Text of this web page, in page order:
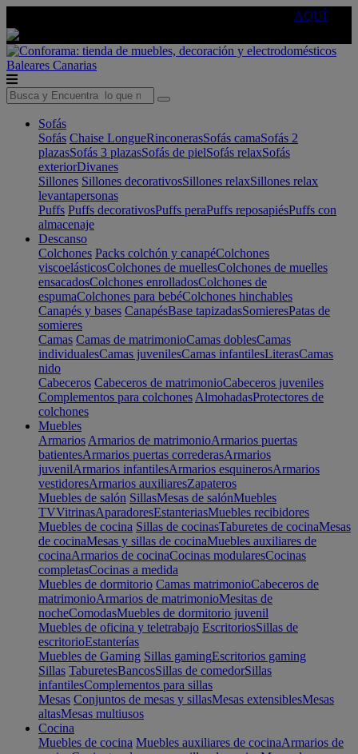
AQUÍ
Baleares Canarias
Sofás
Sofás Chaise LongueRinconerasSofás camaSofás 2
plazasSofás 3 plazasSofás de pielSofás relaxSofás
exteriorDivanes
Sillones Sillones decorativosSillones relaxSillones relax
levantapersonas
Puffs Puffs decorativosPuffs peraPuffs reposapiésPuffs con
almacenaje
Descanso
Colchones Packs colchón y canapéColchones
viscoelásticosColchones de muellesColchones de muelles
ensacadosColchones enrolladosColchones de
espumaColchones para bebéColchones hinchables
Canapés y bases CanapésBase tapizadasSomieresPatas de
somieres
Camas Camas de matrimonioCamas doblesCamas
individualesCamas juvenilesCamas infantilesLiterasCamas
nido
Cabeceros Cabeceros de matrimonioCabeceros juveniles
Complementos para colchones AlmohadasProtectores de
colchones
Muebles
Armarios Armarios de matrimonioArmarios puertas
batientesArmarios puertas correderasArmarios
juvenilArmarios infantilesArmarios esquinerosArmarios
vestidoresArmarios auxiliaresZapateros
Muebles de salón SillasMesas de salónMuebles
TVVitrinasAparadoresEstanteriasMuebles recibidores
Muebles de cocina Sillas de cocinasTaburetes de cocinaMesas
de cocinaMesas y sillas de cocinaMuebles auxiliares de
cocinaArmarios de cocinaCocinas modularesCocinas
completasCocinas a medida
Muebles de dormitorio Camas matrimonioCabeceros de
matrimonioArmarios de matrimonioMesitas de
nocheComodasMuebles de dormitorio juvenil
Muebles de oficina y teletrabajo EscritoriosSillas de
escritorioEstanterías
Muebles de Gaming Sillas gamingEscritorios gaming
Sillas TaburetesBancosSillas de comedorSillas
infantilesComplementos para sillas
Mesas Conjuntos de mesas y sillasMesas extensiblesMesas
altasMesas multiusos
Cocina
Muebles de cocina Muebles auxiliares de cocinaArmarios de